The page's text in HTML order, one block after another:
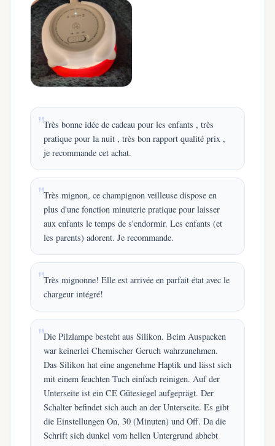
Très bonne idée de cadeau pour les enfants , très
pratique pour la nuit , très bon rapport qualité prix ,
je recommande cet achat.
Très mignon, ce champignon veilleuse dispose en
plus d'une fonction minuterie pratique pour laisser
aux enfants le temps de s'endormir. Les enfants (et
les parents) adorent. Je recommande.
Très mignonne! Elle est arrivée en parfait état avec le
chargeur intégré!
Die Pilzlampe besteht aus Silikon. Beim Auspacken
war keinerlei Chemischer Geruch wahrzunehmen.
Das Silikon hat eine angenehme Haptik und lässt sich
mit einem feuchten Tuch einfach reinigen. Auf der
Unterseite ist ein CE Gütesiegel aufgeprägt. Der
Schalter befindet sich auch an der Unterseite. Es gibt
die Einstellungen On, 30 (Minuten) und Off. Da die
Schrift sich dunkel vom hellen Untergrund abhebt